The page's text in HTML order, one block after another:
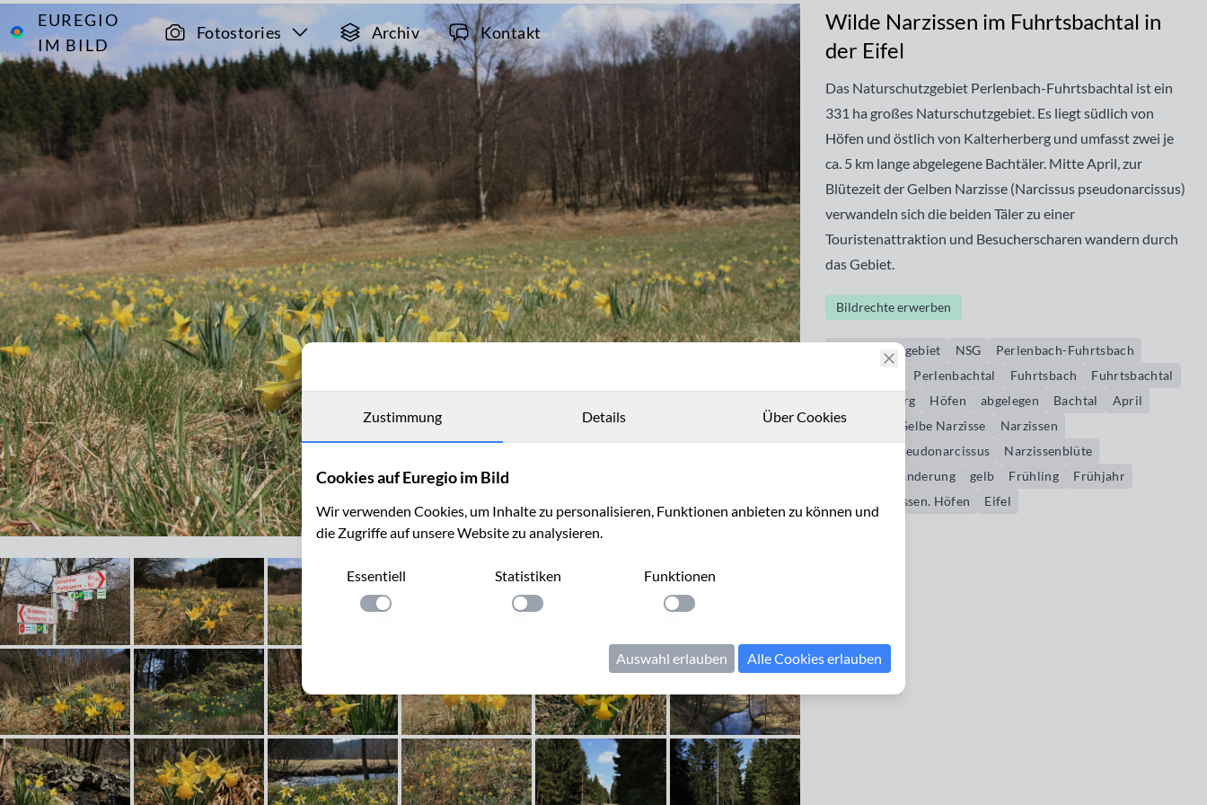
EUREGIO
IM BILD
Fotostories Archiv Kontakt
Archiv 8449
Wilde Narzissen im Fuhrtsbachtal in
der Eifel
Das Naturschutzgebiet Perlenbach-Fuhrtsbachtal ist ein
331 ha großes Naturschutzgebiet. Es liegt südlich von
Höfen und östlich von Kalterherberg und umfasst zwei je
ca. 5 km lange abgelegene Bachtäler. Mitte April, zur
Blütezeit der Gelben Narzisse (Narcissus pseudonarcissus)
verwandeln sich die beiden Täler zu einer
Touristenattraktion und Besucherscharen wandern durch
das Gebiet.
Bildrechte erwerben
Naturschutzgebiet NSG
Perlenbach-Fuhrtsbach
Perlenbachtal Fuhrtsbach
Fuhrtsbachtal
Kalterherberg
Höfen abgelegen Bachtal
April
Blütezeit
Gelbe Narzisse
Narzissen
Narcissus pseudonarcissus
Narzissenblüte
Narzissenwanderung
gelb Frühling
Frühjahr
Wilde Narzissen. Höfen
Eifel
Zustimmung Details Über Cookies
Cookies auf Euregio im Bild
Wir verwenden Cookies, um Inhalte zu personalisieren, Funktionen anbieten zu können und
die Zugriffe auf unsere Website zu analysieren.
Essentiell
Einstellung anwenden
Statistiken
Einstellung anwenden
Funktionen
Einstellung anwenden
Auswahl erlauben Alle Cookies erlauben